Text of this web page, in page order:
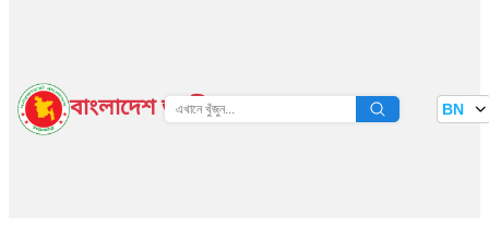
বাংলাদেশ জাতীয় তথ্য বাতায়ন BN